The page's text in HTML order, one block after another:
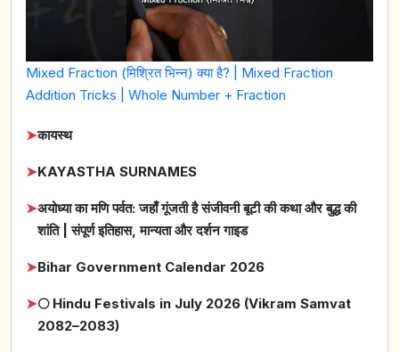
Mixed Fraction (मिश्रित भिन्न) क्या है? | Mixed Fraction
Addition Tricks | Whole Number + Fraction
➤कायस्थ
➤KAYASTHA SURNAMES
➤अयोध्या का मणि पर्वत: जहाँ गूंजती है संजीवनी बूटी की कथा और बुद्ध की
शांति | संपूर्ण इतिहास, मान्यता और दर्शन गाइड
➤Bihar Government Calendar 2026
➤🌕 Hindu Festivals in July 2026 (Vikram Samvat
2082–2083)